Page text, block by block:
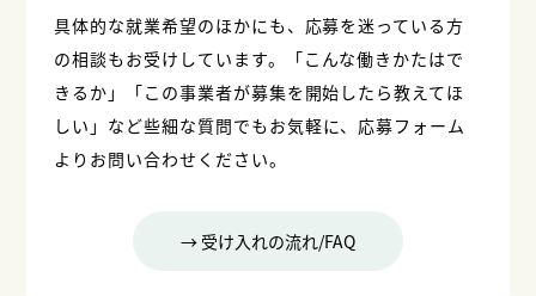
具体的な就業希望のほかにも、応募を迷っている方
の相談もお受けしています。
「こんな働きかたはで
きるか」「この事業者が募集を開始したら教えてほ
しい」など些細な質問でもお気軽に、応募フォーム
よりお問い合わせください。
→ 受け入れの流れ/FAQ